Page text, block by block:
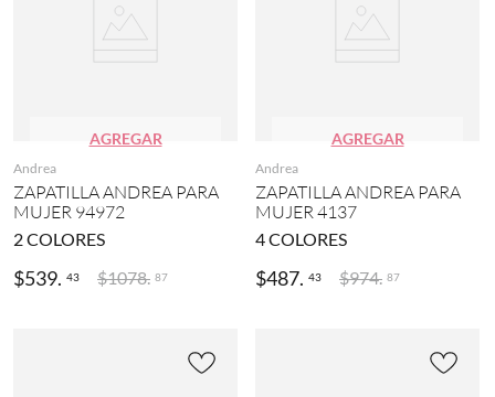
AGREGAR
Andrea
ZAPATILLA ANDREA PARA
MUJER 94972
2COLORES
$539. 43 $1078. 87
AGREGAR
Andrea
ZAPATILLA ANDREA PARA
MUJER 4137
4COLORES
$487. 43 $974. 87